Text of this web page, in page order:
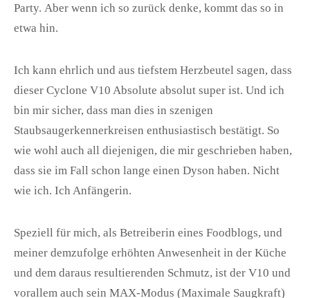
Party. Aber wenn ich so zurück denke, kommt das so in
etwa hin.
Ich kann ehrlich und aus tiefstem Herzbeutel sagen, dass
dieser Cyclone V10 Absolute absolut super ist. Und ich
bin mir sicher, dass man dies in szenigen
Staubsaugerkennerkreisen enthusiastisch bestätigt. So
wie wohl auch all diejenigen, die mir geschrieben haben,
dass sie im Fall schon lange einen Dyson haben. Nicht
wie ich. Ich Anfängerin.
Speziell für mich, als Betreiberin eines Foodblogs, und
meiner demzufolge erhöhten Anwesenheit in der Küche
und dem daraus resultierenden Schmutz, ist der V10 und
vorallem auch sein MAX-Modus (Maximale Saugkraft)